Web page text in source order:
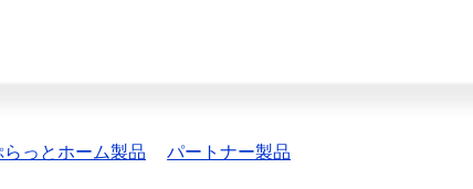
らっとホーム製品 パートナー製品